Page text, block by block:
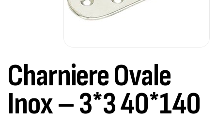
Charniere Ovale
Inox – 3*3 40*140